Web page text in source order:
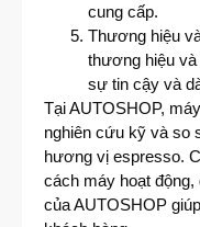
cung cấp.
Thương hiệu
thương hiệu
sự tin cậy và
Tại AUTOSHOP,
nghiên cứu kỹ và so
hương vị espresso.
cách máy hoạt
của AUTOSHOP